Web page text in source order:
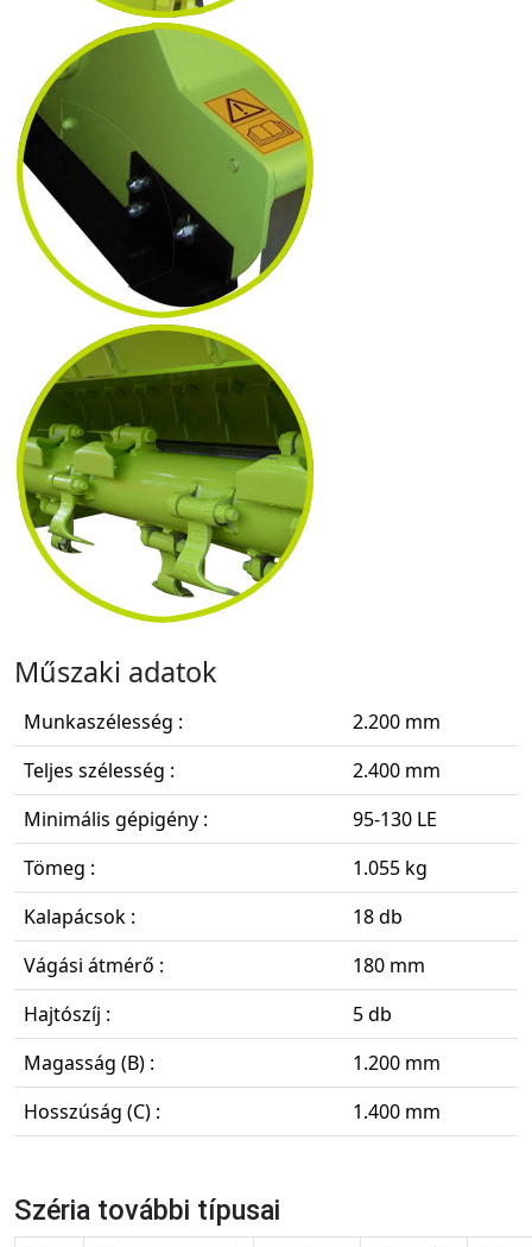
Műszaki adatok
Munkaszélesség :
2.200 mm
Teljes szélesség :
2.400 mm
Minimális gépigény :
95-130 LE
Tömeg :
1.055 kg
Kalapácsok :
18 db
Vágási átmérő :
180 mm
Hajtószíj :
5 db
Magasság (B) :
1.200 mm
Hosszúság (C) :
1.400 mm
Széria további típusai